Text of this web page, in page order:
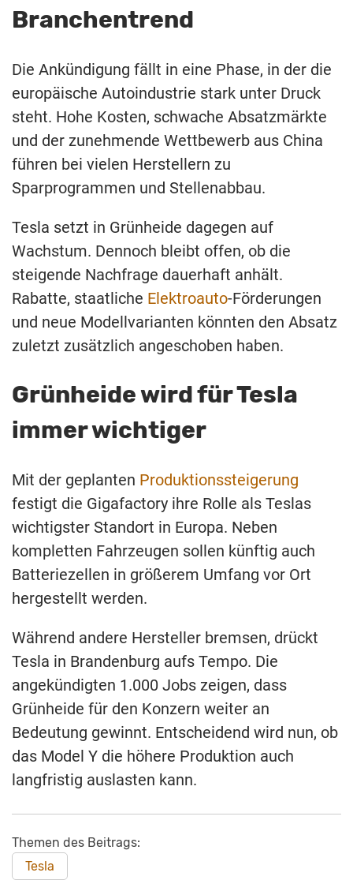
Branchentrend
Die Ankündigung fällt in eine Phase, in der die
europäische Autoindustrie stark unter Druck
steht. Hohe Kosten, schwache Absatzmärkte
und der zunehmende Wettbewerb aus China
führen bei vielen Herstellern zu
Sparprogrammen und Stellenabbau.
Tesla setzt in Grünheide dagegen auf
Wachstum. Dennoch bleibt offen, ob die
steigende Nachfrage dauerhaft anhält.
Rabatte, staatliche Elektroauto-Förderungen
und neue Modellvarianten könnten den Absatz
zuletzt zusätzlich angeschoben haben.
Grünheide wird für Tesla
immer wichtiger
Mit der geplanten Produktionssteigerung
festigt die Gigafactory ihre Rolle als Teslas
wichtigster Standort in Europa. Neben
kompletten Fahrzeugen sollen künftig auch
Batteriezellen in größerem Umfang vor Ort
hergestellt werden.
Während andere Hersteller bremsen, drückt
Tesla in Brandenburg aufs Tempo. Die
angekündigten 1.000 Jobs zeigen, dass
Grünheide für den Konzern weiter an
Bedeutung gewinnt. Entscheidend wird nun, ob
das Model Y die höhere Produktion auch
langfristig auslasten kann.
Themen des Beitrags:
Tesla